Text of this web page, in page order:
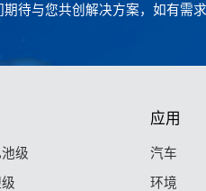
待与您共创解决方案，如有需
级
应用
汽车
环境